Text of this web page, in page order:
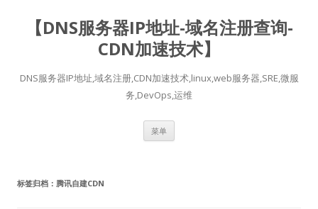
【DNS服务器IP地址-域名注册查询-
CDN加速技术】
DNS服务器IP地址,域名注册,CDN加速技术,linux,web服务器,SRE,微服
务,DevOps,运维
菜单
标签归档： 腾讯自建CDN